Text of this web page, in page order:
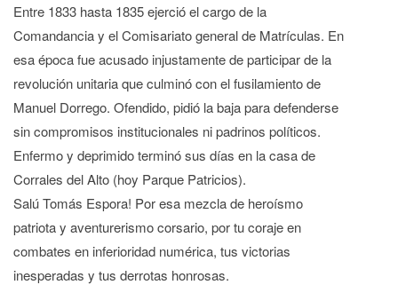
Entre 1833 hasta 1835 ejerció el cargo de la
Comandancia y el Comisariato general de Matrículas. En
esa época fue acusado injustamente de participar de la
revolución unitaria que culminó con el fusilamiento de
Manuel Dorrego. Ofendido, pidió la baja para defenderse
sin compromisos institucionales ni padrinos políticos.
Enfermo y deprimido terminó sus días en la casa de
Corrales del Alto (hoy Parque Patricios).
Salú Tomás Espora! Por esa mezcla de heroísmo
patriota y aventurerismo corsario, por tu coraje en
combates en inferioridad numérica, tus victorias
inesperadas y tus derrotas honrosas.